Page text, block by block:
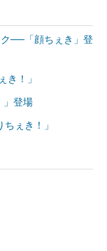
──「顔ちぇき」登
き！」
」登場
ぇき！」